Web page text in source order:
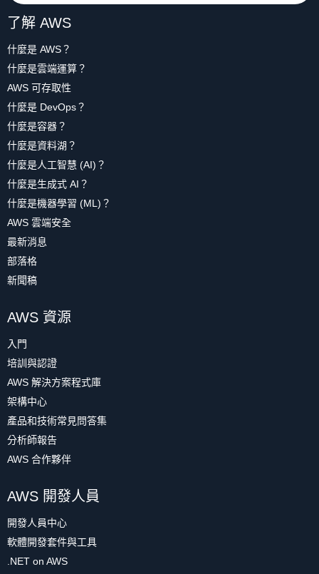
了解 AWS
什麼是 AWS？
什麼是雲端運算？
AWS 可存取性
什麼是 DevOps？
什麼是容器？
什麼是資料湖？
什麼是人工智慧 (AI)？
什麼是生成式 AI？
什麼是機器學習 (ML)？
AWS 雲端安全
最新消息
部落格
新聞稿
AWS 資源
入門
培訓與認證
AWS 解決方案程式庫
架構中心
產品和技術常見問答集
分析師報告
AWS 合作夥伴
AWS 開發人員
開發人員中心
軟體開發套件與工具
.NET on AWS